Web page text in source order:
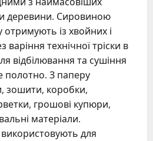
деревини. Сировиною
отримують із хвойних і
варіння технічної тріски в
відбілювання та сушіння
З паперу
зошити, коробки,
грошові купюри,
матеріали.
для